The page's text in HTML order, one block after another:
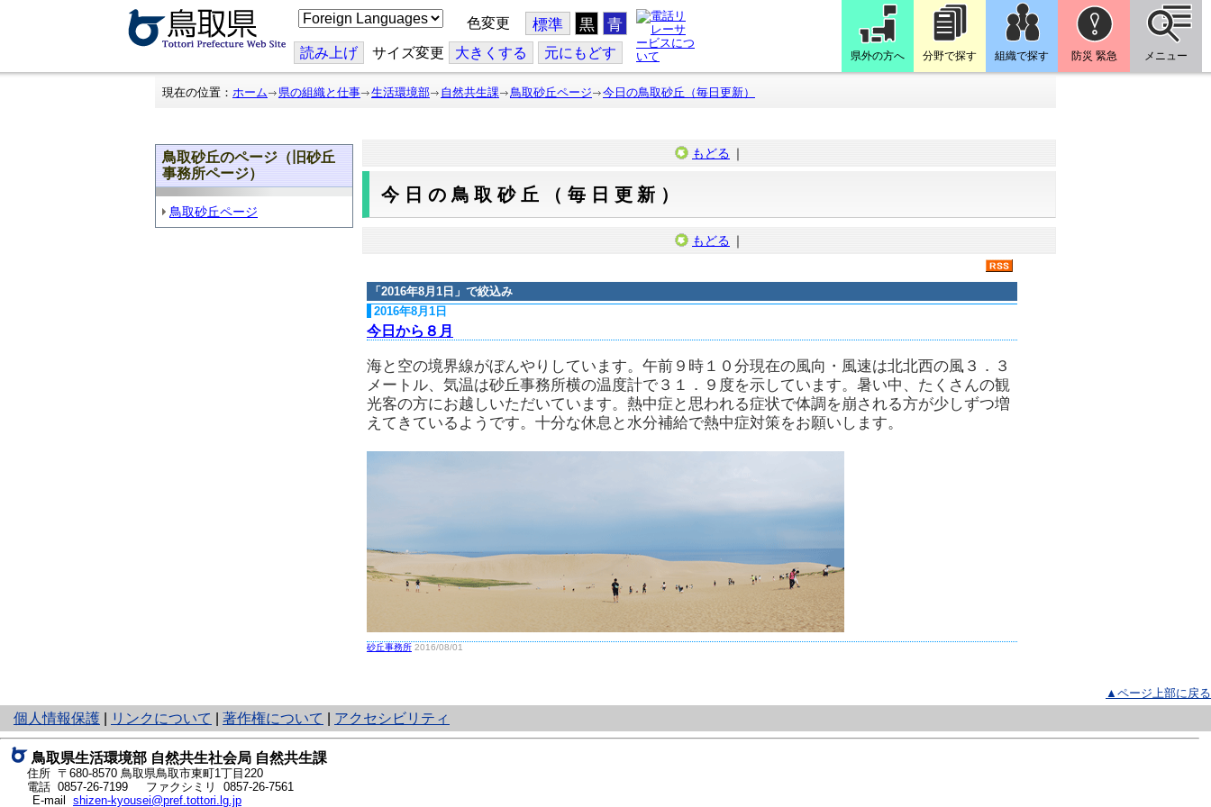
こ
の
ジ
を
翻
色変更 標準 黒 青
読み上げ サイズ変更 大きくする 元にもどす 県外の方へ 分野で探す 組織で探す 防災 緊急 メニュー
現在の位置： ホーム 県の組織と仕事 生活環境部 自然共生課 鳥取砂丘ページ 今日の鳥取砂丘（毎日更新）
鳥取砂丘のページ（旧砂丘
事務所ページ）
鳥取砂丘ページ
もどる ｜
今日の鳥取砂丘（毎日更新）
もどる ｜
「 2016年8月1日 」で絞込み
2016年8月1日
今日から８月
海と空の境界線がぼんやりしています。午前９時１０分現在の風向・風速は北北西の風３．３
メートル、気温は砂丘事務所横の温度計で３１．９度を示しています。暑い中、たくさんの観
光客の方にお越しいただいています。熱中症と思われる症状で体調を崩される方が少しずつ増
えてきているようです。十分な休息と水分補給で熱中症対策をお願いします。
砂丘事務所 2016/08/01
▲ページ上部に戻る
個人情報保護
と
り
ネ
ッ
ト
へ
リンクについて 著作権について アクセシビリティ
鳥取県生活環境部 自然共生社会局 自然共生課
住所 〒680-8570 鳥取県鳥取市東町1丁目220
電話 0857-26-7199
ファクシミリ 0857-26-7561
E-mail shizen-kyousei@pref.tottori.lg.jp